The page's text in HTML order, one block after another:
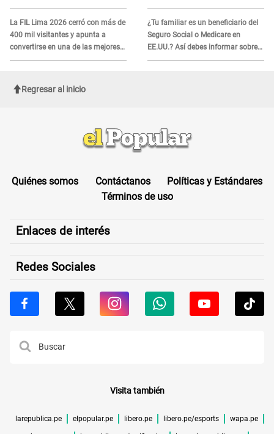
MOTIVO
La FIL Lima 2026 cerró con más de
400 mil visitantes y apunta a
convertirse en una de las mejores
ferias de Latinoamérica
del 2026
¿Tu familiar es un beneficiario del
Seguro Social o Medicare en
EE.UU.? Así debes informar sobre
su muerte para EVITAR COBROS
Regresar al inicio
Quiénes somos Contáctanos
Políticas y Estándares
Términos de uso
Enlaces de interés
Redes Sociales
Visita también
larepublica.pe elpopular.pe libero.pe libero.pe/esports wapa.pe